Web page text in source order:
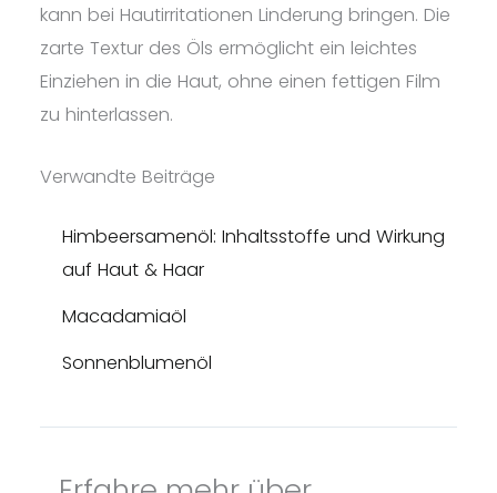
kann bei Hautirritationen Linderung bringen. Die
zarte Textur des Öls ermöglicht ein leichtes
Einziehen in die Haut, ohne einen fettigen Film
zu hinterlassen.
Verwandte Beiträge
Himbeersamenöl: Inhaltsstoffe und Wirkung
auf Haut & Haar
Macadamiaöl
Sonnenblumenöl